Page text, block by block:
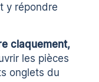
y répondre
claquement,
les pièces
onglets du